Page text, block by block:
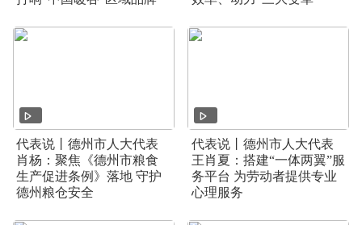
代表说丨德州市人大代表
肖杨：聚焦《德州市粮食
生产促进条例》落地 守护
德州粮仓安全
代表说丨德州市人大代表
王肖夏：搭建“一体两翼”服
务平台 为劳动者提供专业
心理服务